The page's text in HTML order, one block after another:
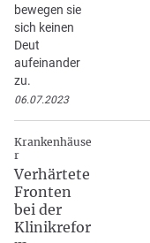
bewegen sie
sich keinen
Deut
aufeinander
zu.
06.07.2023
Krankenhäuse
r
Verhärtete
Fronten
bei der
Klinikrefor